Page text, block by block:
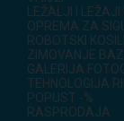
LEŽALJI I
OPREMA ZA
ROBOTSKI
ZIMOVANJE
GALERIJA
TEHNOLOGIJA
POPUST -%
RASPRODAJA